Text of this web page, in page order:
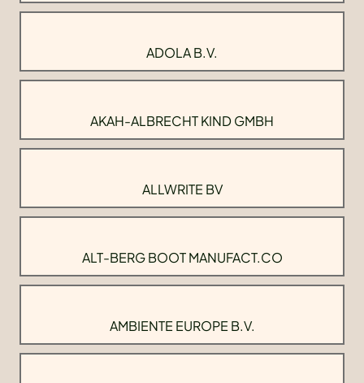
ADOLA B.V.
AKAH-ALBRECHT KIND GMBH
ALLWRITE BV
ALT-BERG BOOT MANUFACT.CO
AMBIENTE EUROPE B.V.